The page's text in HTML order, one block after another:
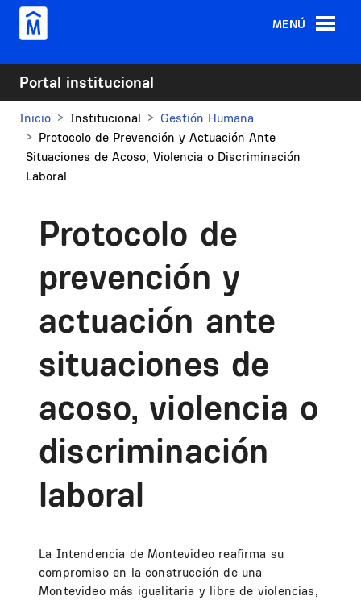
Pasar al contenido principal
MENÚ
Portal institucional
Inicio Institucional
Gestión Humana
Protocolo de Prevención y Actuación Ante
Situaciones de Acoso, Violencia o Discriminación
Laboral
Protocolo de
prevención y
actuación ante
situaciones de
acoso, violencia o
discriminación
laboral
La Intendencia de Montevideo reafirma su
compromiso en la construcción de una
Montevideo más igualitaria y libre de violencias,